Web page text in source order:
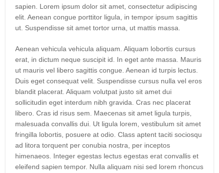
sapien. Lorem ipsum dolor sit amet, consectetur adipiscing
elit. Aenean congue porttitor ligula, in tempor ipsum sagittis
ut. Suspendisse sit amet tortor urna, ut mattis massa.
Aenean vehicula vehicula aliquam. Aliquam lobortis cursus
erat, in dictum neque suscipit id. In eget ante massa. Mauris
ut mauris vel libero sagittis congue. Aenean id turpis lectus.
Duis eget consequat velit. Suspendisse cursus nulla vel eros
blandit placerat. Aliquam volutpat justo sit amet dui
sollicitudin eget interdum nibh gravida. Cras nec placerat
libero. Cras id risus sem. Maecenas sit amet ligula turpis,
malesuada convallis dui. Ut ligula lorem, vestibulum sit amet
fringilla lobortis, posuere at odio. Class aptent taciti sociosqu
ad litora torquent per conubia nostra, per inceptos
himenaeos. Integer egestas lectus egestas erat convallis et
eleifend sapien tempor. Nulla aliquam nisi sed lorem rhoncus